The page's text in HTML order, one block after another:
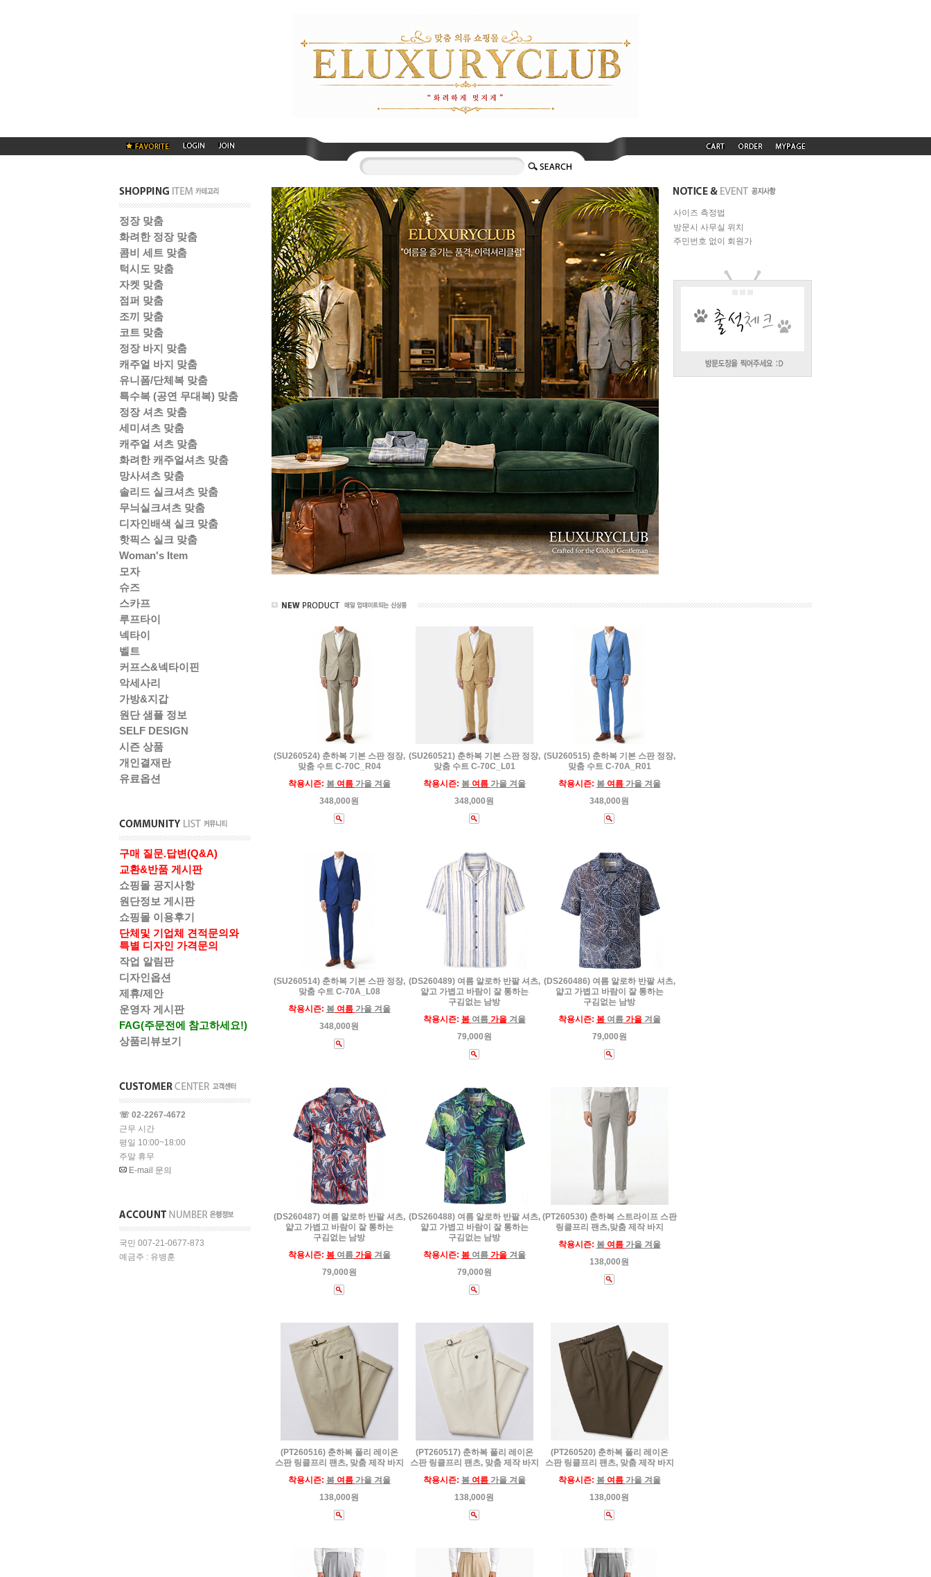
정장 맞춤
화려한 정장 맞춤
콤비 세트 맞춤
턱시도 맞춤
자켓 맞춤
점퍼 맞춤
조끼 맞춤
코트 맞춤
정장 바지 맞춤
캐주얼 바지 맞춤
유니폼/단체복 맞춤
특수복 (공연 무대복) 맞춤
정장 셔츠 맞춤
세미셔츠 맞춤
캐주얼 셔츠 맞춤
화려한 캐주얼셔츠 맞춤
망사셔츠 맞춤
솔리드 실크셔츠 맞춤
무늬실크셔츠 맞춤
디자인배색 실크 맞춤
핫픽스 실크 맞춤
Woman's Item
모자
슈즈
스카프
루프타이
넥타이
벨트
커프스&넥타이핀
악세사리
가방&지갑
원단 샘플 정보
SELF DESIGN
시즌 상품
개인결재란
유료옵션
구매 질문.답변(Q&A)
교환&반품 게시판
쇼핑몰 공지사항
원단정보 게시판
쇼핑몰 이용후기
단체및 기업체 견적문의와
특별 디자인 가격문의
작업 알림판
디자인옵션
제휴/제안
운영자 게시판
FAG(주문전에 참고하세요!)
상품리뷰보기
☏ 02-2267-4672
근무 시간
평일 10:00~18:00
주말 휴무
E-mail 문의
국민 007-21-0677-873
예금주 : 유병훈
사이즈 측정법
방문시 사무실 위치
주민번호 없이 회원가
(SU260524) 춘하복 기본 스판 정장,
맞춤 수트 C-70C_R04
착용시즌: 봄여름 가을 겨울
348,000원
(SU260521) 춘하복 기본 스판 정장,
맞춤 수트 C-70C_L01
착용시즌: 봄여름 가을 겨울
348,000원
(SU260515) 춘하복 기본 스판 정장,
맞춤 수트 C-70A_R01
착용시즌: 봄여름 가을 겨울
348,000원
(SU260514) 춘하복 기본 스판 정장,
맞춤 수트 C-70A_L08
착용시즌: 봄여름 가을 겨울
348,000원
(DS260489) 여름 알로하 반팔 셔츠,
얇고 가볍고 바람이 잘 통하는
구김없는 남방
착용시즌: 봄 여름가을겨울
79,000원
(DS260486) 여름 알로하 반팔 셔츠,
얇고 가볍고 바람이 잘 통하는
구김없는 남방
착용시즌: 봄 여름가을겨울
79,000원
(DS260487) 여름 알로하 반팔 셔츠,
얇고 가볍고 바람이 잘 통하는
구김없는 남방
착용시즌: 봄 여름가을겨울
79,000원
(DS260488) 여름 알로하 반팔 셔츠,
얇고 가볍고 바람이 잘 통하는
구김없는 남방
착용시즌: 봄 여름가을겨울
79,000원
(PT260530) 춘하복 스트라이프 스판
링클프리 팬츠,맞춤 제작 바지
착용시즌: 봄여름 가을 겨울
138,000원
(PT260516) 춘하복 폴리 레이온
스판 링클프리 팬츠, 맞춤 제작 바지
착용시즌: 봄여름 가을 겨울
138,000원
(PT260517) 춘하복 폴리 레이온
스판 링클프리 팬츠, 맞춤 제작 바지
착용시즌: 봄여름 가을 겨울
138,000원
(PT260520) 춘하복 폴리 레이온
스판 링클프리 팬츠, 맞춤 제작 바지
착용시즌: 봄여름 가을 겨울
138,000원